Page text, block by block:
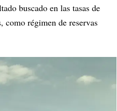
buscado en las tasas de
como régimen de reservas